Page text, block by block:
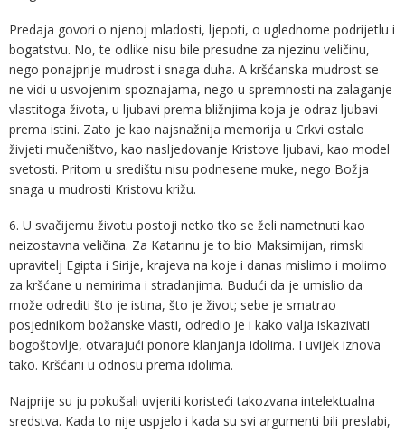
Predaja govori o njenoj mladosti, ljepoti, o uglednome podrijetlu i
bogatstvu. No, te odlike nisu bile presudne za njezinu veličinu,
nego ponajprije mudrost i snaga duha. A kršćanska mudrost se
ne vidi u usvojenim spoznajama, nego u spremnosti na zalaganje
vlastitoga života, u ljubavi prema bližnjima koja je odraz ljubavi
prema istini. Zato je kao najsnažnija memorija u Crkvi ostalo
živjeti mučeništvo, kao nasljedovanje Kristove ljubavi, kao model
svetosti. Pritom u središtu nisu podnesene muke, nego Božja
snaga u mudrosti Kristovu križu.
6. U svačijemu životu postoji netko tko se želi nametnuti kao
neizostavna veličina. Za Katarinu je to bio Maksimijan, rimski
upravitelj Egipta i Sirije, krajeva na koje i danas mislimo i molimo
za kršćane u nemirima i stradanjima. Budući da je umislio da
može odrediti što je istina, što je život; sebe je smatrao
posjednikom božanske vlasti, odredio je i kako valja iskazivati
bogoštovlje, otvarajući ponore klanjanja idolima. I uvijek iznova
tako. Kršćani u odnosu prema idolima.
Najprije su ju pokušali uvjeriti koristeći takozvana intelektualna
sredstva. Kada to nije uspjelo i kada su svi argumenti bili preslabi,